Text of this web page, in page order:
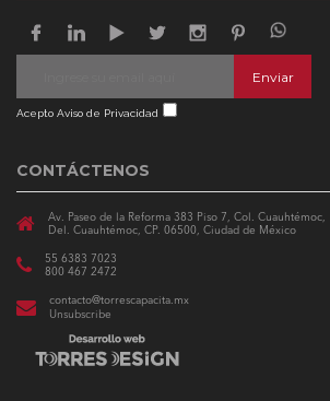
Enviar
Acepto Aviso de Privacidad
CONTÁCTENOS
Av. Paseo de la Reforma 383 Piso 7, Col. Cuauhtémoc,
Del. Cuauhtémoc, CP. 06500, Ciudad de México
55 6383 7023
800 467 2472
contacto@torrescapacita.mx